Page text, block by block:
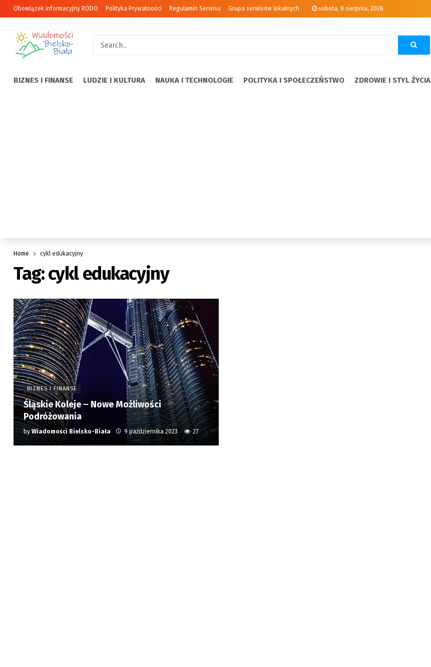
Obowiązek informacyjny RODO Polityka Prywatności Regulamin Serwisu Grupa serwisów lokalnych sobota, 8 sierpnia, 2026
BIZNES I FINANSE LUDZIE I KULTURA NAUKA I TECHNOLOGIE POLITYKA I SPOŁECZEŃSTWO ZDROWIE I STYL ŻYCIA
Home cykl edukacyjny
Tag:cykl edukacyjny
BIZNES I FINANSE
Śląskie Koleje – Nowe Możliwości
Podróżowania
byWiadomości Bielsko-Biała 9 października 2023 27